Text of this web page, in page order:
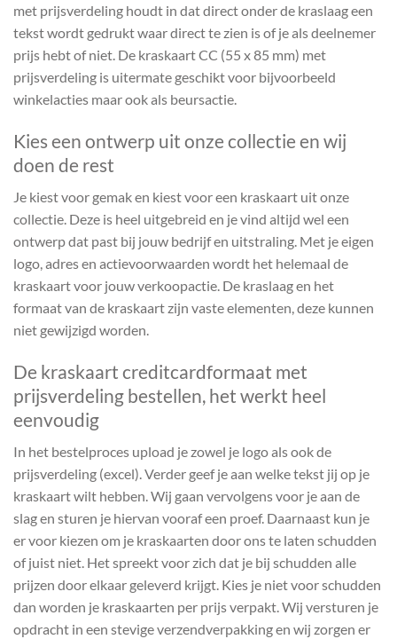
met prijsverdeling houdt in dat direct onder de kraslaag een
tekst wordt gedrukt waar direct te zien is of je als deelnemer
prijs hebt of niet. De kraskaart CC (55 x 85 mm) met
prijsverdeling is uitermate geschikt voor bijvoorbeeld
winkelacties maar ook als beursactie.
Kies een ontwerp uit onze collectie en wij
doen de rest
Je kiest voor gemak en kiest voor een kraskaart uit onze
collectie. Deze is heel uitgebreid en je vind altijd wel een
ontwerp dat past bij jouw bedrijf en uitstraling. Met je eigen
logo, adres en actievoorwaarden wordt het helemaal de
kraskaart voor jouw verkoopactie. De kraslaag en het
formaat van de kraskaart zijn vaste elementen, deze kunnen
niet gewijzigd worden.
De kraskaart creditcardformaat met
prijsverdeling bestellen, het werkt heel
eenvoudig
In het bestelproces upload je zowel je logo als ook de
prijsverdeling (excel). Verder geef je aan welke tekst jij op je
kraskaart wilt hebben. Wij gaan vervolgens voor je aan de
slag en sturen je hiervan vooraf een proef. Daarnaast kun je
er voor kiezen om je kraskaarten door ons te laten schudden
of juist niet. Het spreekt voor zich dat je bij schudden alle
prijzen door elkaar geleverd krijgt. Kies je niet voor schudden
dan worden je kraskaarten per prijs verpakt. Wij versturen je
opdracht in een stevige verzendverpakking en wij zorgen er